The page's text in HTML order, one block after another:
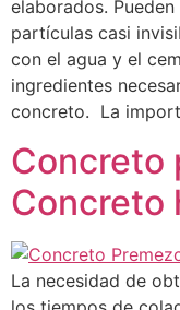
elaborados.
partículas casi
con el agua y el
ingredientes
concreto. La
Concreto
Concreto
La necesidad de